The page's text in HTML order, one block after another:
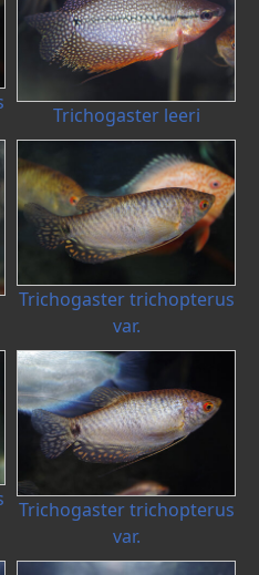
Trichogaster leeri
Trichogaster trichopterus
var.
Trichogaster trichopterus
var.